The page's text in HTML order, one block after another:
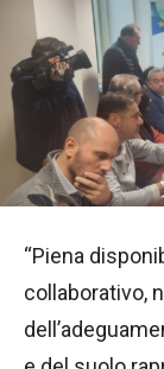
“Piena
collaborativo,